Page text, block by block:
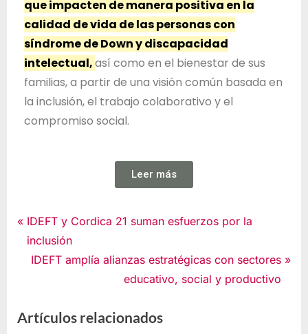
que impacten de manera positiva en la
calidad de vida de las personas con
síndrome de Down y discapacidad
intelectual,así como en el bienestar de sus
familias, a partir de una visión común basada en
la inclusión, el trabajo colaborativo y el
compromiso social.
Leer más
Noticias
IDEFT y Cordica 21 suman esfuerzos por la
inclusión
IDEFT amplía alianzas estratégicas con sectores
educativo, social y productivo
Artículos relacionados